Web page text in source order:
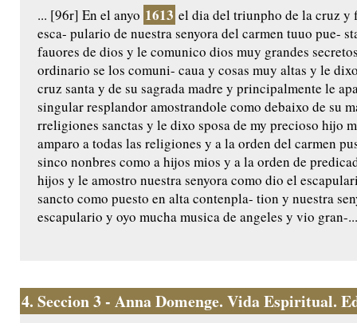
... [96r] En el anyo 1613 el dia del triunpho de la cruz y
esca- pulario de nuestra senyora del carmen tuuo pue-
fauores de dios y le comunico dios muy grandes
ordinario se los comuni- caua y cosas muy altas y le
cruz santa y de su sagrada madre y principalmente le
singular resplandor amostrandole como debaixo de su
rreligiones sanctas y le dixo sposa de my precioso hijo
amparo a todas las religiones y a la orden del carmen
sinco nonbres como a hijos mios y a la orden de
hijos y le amostro nuestra senyora como dio el
sancto como puesto en alta contenpla- tion y nuestra
escapulario y oyo mucha musica de angeles y vio gran-...
4. Seccion 3 - Anna Domenge. Vida Espiritual.